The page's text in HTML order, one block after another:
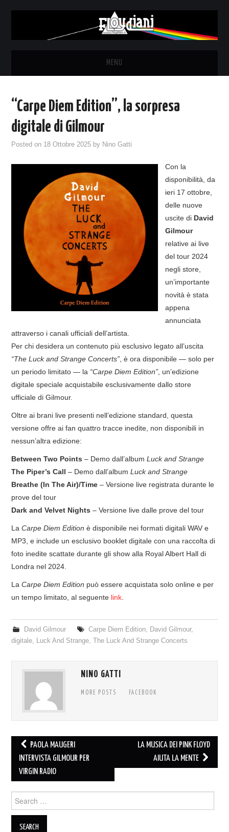
MENU
NEWS
THE LUNATICS
DELL’ALBA
FANZINE
COVER & TRIBUTI
EVENTI
CONTATTI
RELICS – SFALCI E RAMAGLIE
PINKFLOYDIANE
POLICY/COOKIES
“Carpe Diem Edition”, la sorpresa
digitale di Gilmour
Posted on 18 Ottobre 2025 by Nino Gatti
Con la
disponibilità, da
ieri 17 ottobre,
delle nuove
uscite di David
Gilmour
relative ai live
del tour 2024
negli store,
un’importante
novità è stata
appena
annunciata
attraverso i canali ufficiali dell’artista.
Per chi desidera un contenuto più esclusivo legato all’uscita
“The Luck and Strange Concerts” , è ora disponibile — solo per
un periodo limitato — la “Carpe Diem Edition” , un’edizione
digitale speciale acquistabile esclusivamente dallo store
ufficiale di Gilmour.
Oltre ai brani live presenti nell’edizione standard, questa
versione offre ai fan quattro tracce inedite, non disponibili in
nessun’altra edizione:
Between Two Points – Demo dall’albumLuck and Strange
The Piper’s Call – Demo dall’albumLuck and Strange
Breathe (In The Air)/Time – Versione live registrata durante le
prove del tour
Dark and Velvet Nights – Versione live dalle prove del tour
LaCarpe Diem Edition è disponibile nei formati digitali WAV e
MP3, e include un esclusivo booklet digitale con una raccolta di
foto inedite scattate durante gli show alla Royal Albert Hall di
Londra nel 2024.
LaCarpe Diem Edition può essere acquistata solo online e per
un tempo limitato, al seguente link
David Gilmour Carpe Diem Edition, David Gilmour,
digitale, Luck And Strange,The Luck And Strange Concerts
NINO GATTI
MORE POSTS FACEBOOK
Post
navigation
PAOLA MAUGERI
INTERVISTA GILMOUR PER
VIRGIN RADIO
LA MUSICA DEI PINK FLOYD
AIUTA LA MENTE
for: